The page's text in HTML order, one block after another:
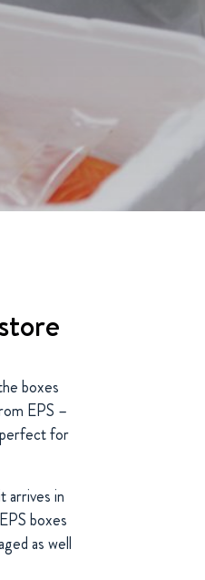
boxes
EPS –
perfect for
arrives in
boxes
as well